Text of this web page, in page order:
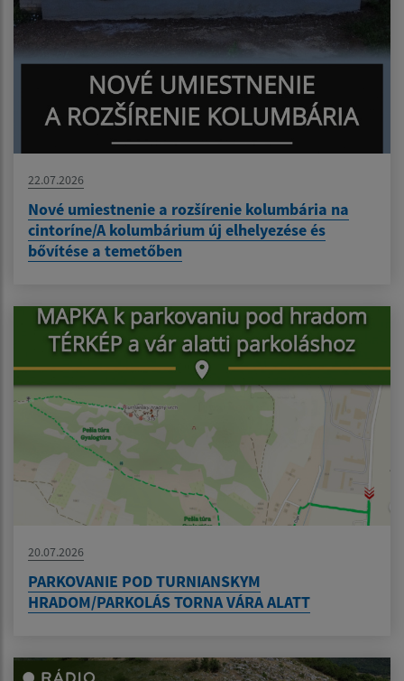
22.07.2026
Nové umiestnenie a rozšírenie kolumbária na
cintoríne/A kolumbárium új elhelyezése és
bővítése a temetőben
20.07.2026
PARKOVANIE POD TURNIANSKYM
HRADOM/PARKOLÁS TORNA VÁRA ALATT